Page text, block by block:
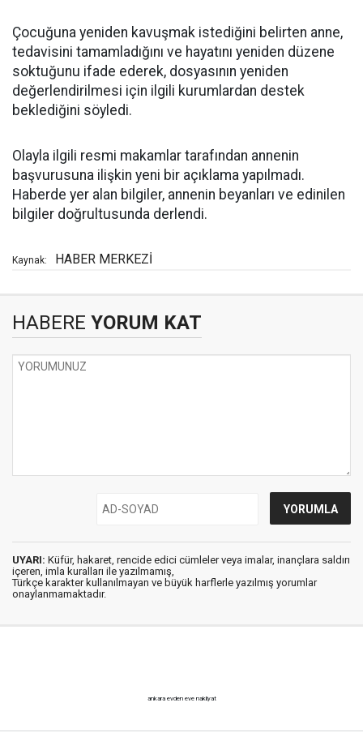
Çocuğuna yeniden kavuşmak istediğini belirten anne,
tedavisini tamamladığını ve hayatını yeniden düzene
soktuğunu ifade ederek, dosyasının yeniden
değerlendirilmesi için ilgili kurumlardan destek
beklediğini söyledi.
Olayla ilgili resmi makamlar tarafından annenin
başvurusuna ilişkin yeni bir açıklama yapılmadı.
Haberde yer alan bilgiler, annenin beyanları ve edinilen
bilgiler doğrultusunda derlendi.
Kaynak: HABER MERKEZİ
HABERE YORUM KAT
UYARI: Küfür, hakaret, rencide edici cümleler veya imalar, inançlara saldırı
içeren, imla kuralları ile yazılmamış,
Türkçe karakter kullanılmayan ve büyük harflerle yazılmış yorumlar
onaylanmamaktadır.
ankara evden eve nakliyat